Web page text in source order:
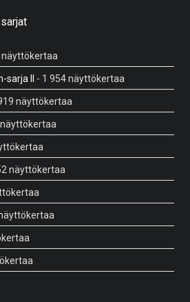
näyttökertaa
II - 1 954 näyttökertaa
näyttökertaa
näyttökertaa